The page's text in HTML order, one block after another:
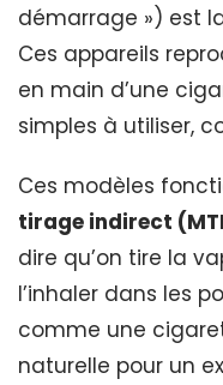
démarrage ») est
Ces appareils
en main d’une
simples à utiliser,
Ces modèles
tirage indirect
dire qu’on tire la
l’inhaler dans les
comme une
naturelle pour un